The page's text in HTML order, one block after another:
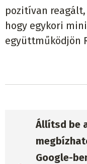
pozitívan
hogy egykori
együttműködjön
Állítsd be
Google-